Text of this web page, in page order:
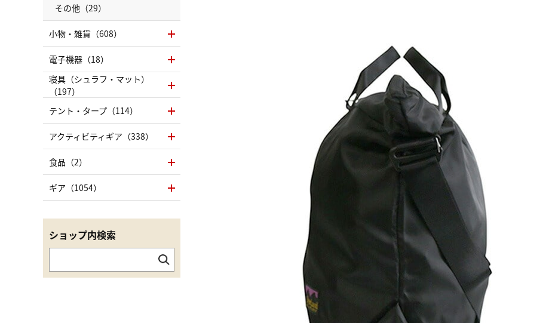
その他（29）
小物・雑貨（608）
電子機器（18）
寝具（シュラフ・マット）
（197）
テント・タープ（114）
アクティビティギア（338）
食品（2）
ギア（1054）
ショップ内検索